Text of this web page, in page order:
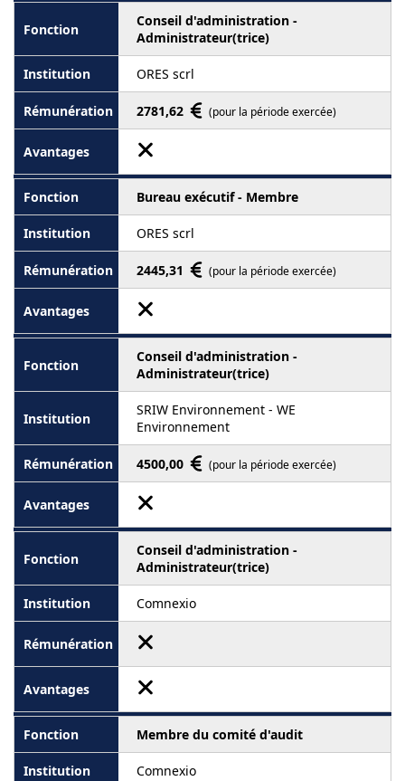
Conseil d'administration -
Administrateur(trice)
ORES scrl
2781,62 (pour la période exercée)
Bureau exécutif - Membre
ORES scrl
2445,31 (pour la période exercée)
Conseil d'administration -
Administrateur(trice)
SRIW Environnement - WE
Environnement
4500,00 (pour la période exercée)
Conseil d'administration -
Administrateur(trice)
Comnexio
Membre du comité d'audit
Comnexio